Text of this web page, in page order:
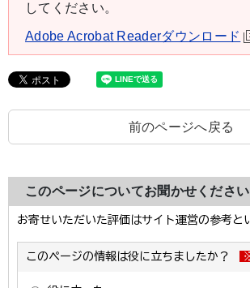
してください。
Adobe Acrobat Readerダウンロード
前のページへ戻る
このページについてお聞かせください